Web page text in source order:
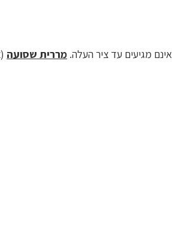
מגיעים עד ציר העלה. מררית שסועה